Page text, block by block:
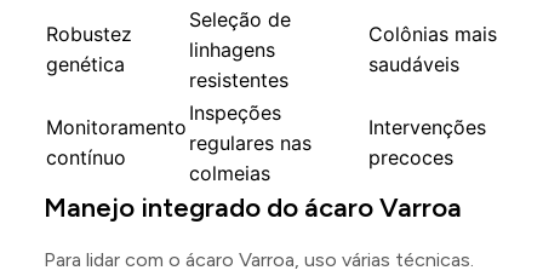
Robustez
genética
Seleção de
linhagens
resistentes
Colônias mais
saudáveis
Monitoramento
contínuo
Inspeções
regulares nas
colmeias
Intervenções
precoces
Manejo integrado do ácaro Varroa
Para lidar com o ácaro Varroa, uso várias técnicas.